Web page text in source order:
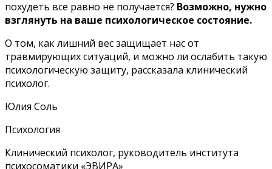
похудеть все равно не получается? Возможно, нужно
взглянуть на ваше психологическое состояние.
О том, как лишний вес защищает нас от
травмирующих ситуаций, и можно ли ослабить такую
психологическую защиту, рассказала клинический
психолог.
Юлия Соль
Психология
Клинический психолог, руководитель института
психосоматики «ЭВИРА»